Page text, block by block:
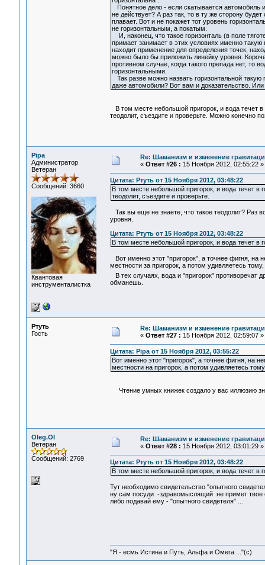
Понятное дело - если скатывается автомобиль
не действует? А раз так, то в ту же сторону
плавает. Вот и не покажет тот уровень
не горизонтальным, а покатым.
И, наконец, что такое горизонталь (в поле
примает занимает в этих условиях именно
находит применение для определения точек,
можно было бы приложить линейку уровня.
противном случае, когда такого препада нет,
горизонтальными.
Так разве можно назвать горизонтальной такую
даже автомобили? Вот вам и доказательство.
В том месте небольшой пригорок, и вода течет
теодолит, съездите и проверьте. Можно конечно
Pipa
Администратор
Ветеран
Сообщений: 3660
Квантовая
инструменталистка
Re: Шаманизм и изменение
« Ответ #26 : 15 Ноября 2012, 02:55:22 »
Цитата: Ртуть от 15 Ноября 2012, 03:48:22
В том месте небольшой пригорок, и вода течет в
теодолит, съездите и проверьте.
Так вы еще не знаете, что такое теодолит? Раз
уровня.
Цитата: Ртуть от 15 Ноября 2012, 03:48:22
В том месте небольшой пригорок, и вода течет в
Вот именно этот "пригорок", а точнее фигня, на
местности за пригорок, а потом удивляетесь тому,
В тех случаях, вода и "пригорок" противоречат
обманешь.
Ртуть
Гость
Re: Шаманизм и изменение
« Ответ #27 : 15 Ноября 2012, 02:59:07 »
Цитата: Pipa от 15 Ноября 2012, 03:55:22
Вот именно этот "пригорок", а точнее фигня, на
местности на пригорок, а потом удивляетесь
Чтение умных книжек создало у вас иллюзию
Oleg.Ol
Ветеран
Сообщений: 2769
Re: Шаманизм и изменение
« Ответ #28 : 15 Ноября 2012, 03:01:29 »
Цитата: Ртуть от 15 Ноября 2012, 03:48:22
В том месте небольшой пригорок, и вода течет в
Тут необходимо свидетельство "опытного
ну сам посуди -здравомыслящий не примет твое
либо подавай ему - "опытного свидетеля" ...
"Я - есмь Истина и Путь, Альфа и Омега ..."(с)